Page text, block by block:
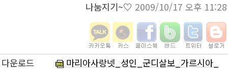
나눔지기~♡ 2009/10/17 오후 11:28
다운로드
마리아사랑넷_성인_군디살보_가르시아_